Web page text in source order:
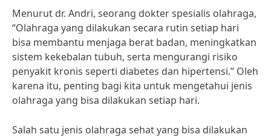
Menurut dr. Andri, seorang dokter spesialis olahraga,
“Olahraga yang dilakukan secara rutin setiap hari
bisa membantu menjaga berat badan, meningkatkan
sistem kekebalan tubuh, serta mengurangi risiko
penyakit kronis seperti diabetes dan hipertensi.” Oleh
karena itu, penting bagi kita untuk mengetahui jenis
olahraga yang bisa dilakukan setiap hari.
Salah satu jenis olahraga sehat yang bisa dilakukan